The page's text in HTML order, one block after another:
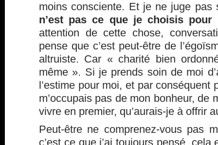
moins consciente. Et je ne juge
n’est pas ce que je choisis pour
attention de cette chose,
pense que c’est peut-être de
altruiste. Car « charité bien
même ». Si je prends soin de moi
l’estime pour moi, et par conséquent
m’occupais pas de mon bonheur, de
vivre en premier, qu’aurais-je à offrir
Peut-être ne comprenez-vous pas
c’est ce que j’ai toujours pensé,